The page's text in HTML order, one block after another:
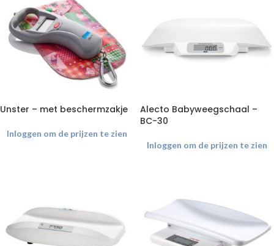
Unster – met beschermzakje
Inloggen om de prijzen te zien
Alecto Babyweegschaal –
BC-30
Inloggen om de prijzen te zien